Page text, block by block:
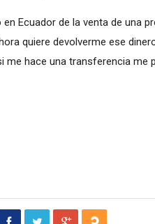
en Ecuador de la venta de una
quiere devolverme ese
me hace una transferencia